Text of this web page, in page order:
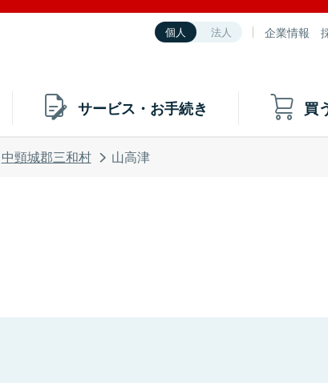
個人 法人 企業情報
サービス・お手続き 買
中頸城郡三和村 山高津